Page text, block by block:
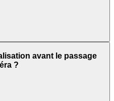
avant le passage
?